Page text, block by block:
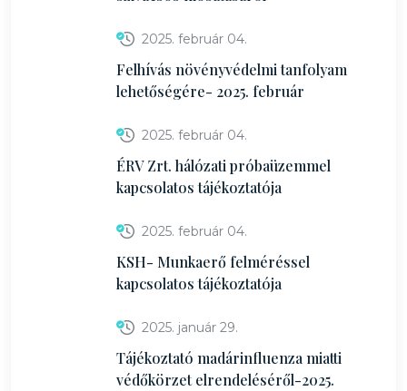
2025. február 04.
Felhívás növényvédelmi tanfolyam
lehetőségére- 2025. február
2025. február 04.
ÉRV Zrt. hálózati próbaüzemmel
kapcsolatos tájékoztatója
2025. február 04.
KSH- Munkaerő felméréssel
kapcsolatos tájékoztatója
2025. január 29.
Tájékoztató madárinfluenza miatti
védőkörzet elrendeléséről-2025.